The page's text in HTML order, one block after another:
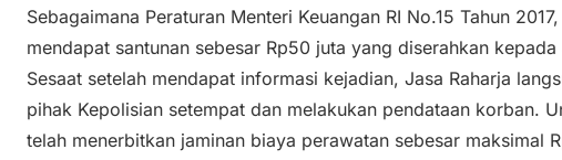
Sebagaimana Peraturan Menteri Keuangan RI No.15 Tahun
mendapat santunan sebesar Rp50 juta yang diserahkan
Sesaat setelah mendapat informasi kejadian, Jasa Raharja
pihak Kepolisian setempat dan melakukan pendataan korban.
telah menerbitkan jaminan biaya perawatan sebesar maksimal